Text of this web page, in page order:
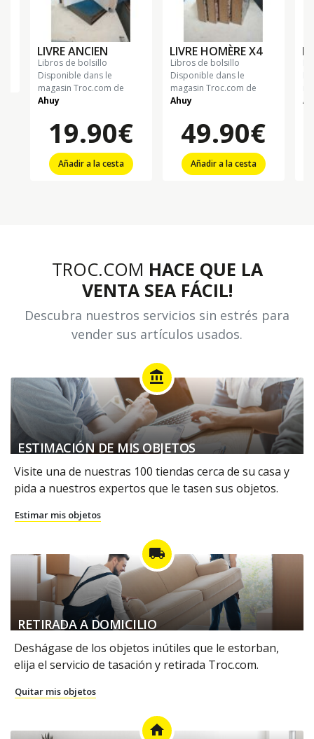
LIVRE ANCIEN
libros de bolsillo
Disponible dans le
magasin Troc.com de
Ahuy
19.90€
Añadir a la cesta
LIVRE HOMÈRE X4
libros de bolsillo
Disponible dans le
magasin Troc.com de
Ahuy
49.90€
Añadir a la cesta
TROC.COM HACE QUE LA
VENTA SEA FÁCIL!
Descubra nuestros servicios sin estrés para
vender sus artículos usados.
account_balance
ESTIMACIÓN DE MIS OBJETOS
Visite una de nuestras 100 tiendas cerca de su casa y
pida a nuestros expertos que le tasen sus objetos.
Estimar mis objetos
local_shipping
RETIRADA A DOMICILIO
Deshágase de los objetos inútiles que le estorban,
elija el servicio de tasación y retirada Troc.com.
Quitar mis objetos
home